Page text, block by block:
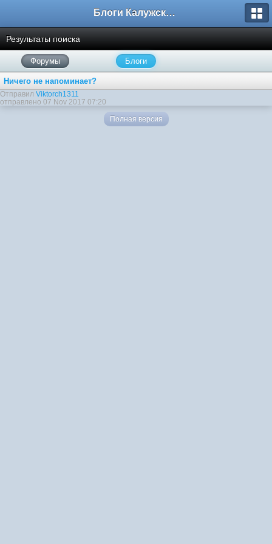
Блоги Калужского перекрестка
Результаты поиска
Форумы Блоги
Ничего не напоминает?
Отправил Viktorch1311
отправлено 07 Nov 2017 07:20
Полная версия